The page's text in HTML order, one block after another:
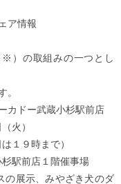
ア情報
）の取組みの一つとし
。
カドー武蔵小杉駅前店
火）
時まで）
前店１階催事場
示、みやざき犬のダ